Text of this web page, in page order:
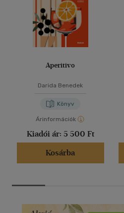
Aperitivo
Darida Benedek
Könyv
Árinformációk
Kiadói ár: 5 500 Ft
Kosárba